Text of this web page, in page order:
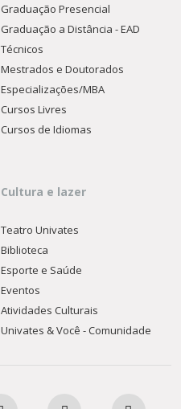
Graduação Presencial
Graduação a Distância - EAD
Técnicos
Mestrados e Doutorados
Especializações/MBA
Cursos Livres
Cursos de Idiomas
Cultura e lazer
Teatro Univates
Biblioteca
Esporte e Saúde
Eventos
Atividades Culturais
Univates & Você - Comunidade